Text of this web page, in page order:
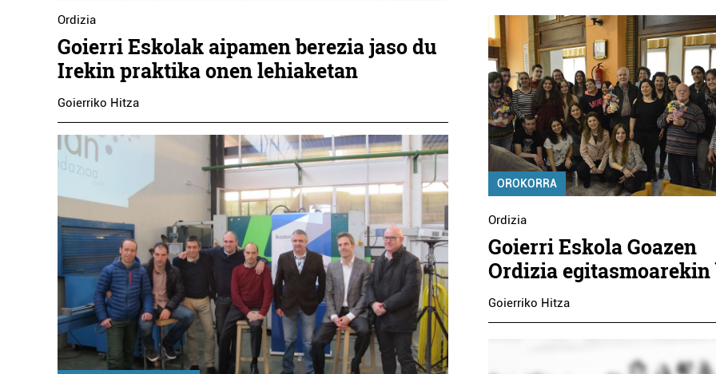
Ordizia
Goierri Eskolak aipamen berezia jaso du
Irekin praktika onen lehiaketan
Goierriko Hitza
OROKORRA
Ordizia
Goierri Eskola Goazen
Ordizia egitasmoarekin
Goierriko Hitza